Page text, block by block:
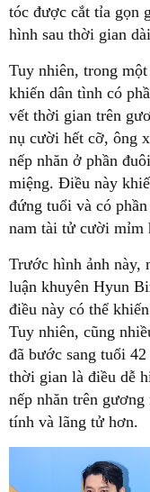
tóc được cắt tỉa gọn
hình sau thời gian
Tuy nhiên, trong
khiến dân tình có
vết thời gian trên
nụ cười hết cỡ, ông
nếp nhăn ở phần
miệng. Điều này
đứng tuổi và có
nam tài tử cười mỉm
Trước hình ảnh này,
luận khuyên Hyun
điều này có thể
Tuy nhiên, cũng
đã bước sang tuổi
thời gian là điều dễ
nếp nhăn trên
tính và lãng tử hơn.